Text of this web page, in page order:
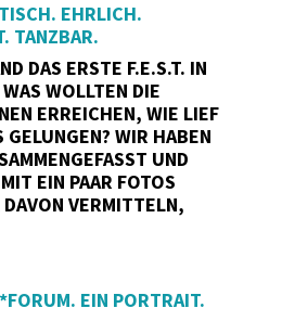
EHRLICH.
TANZBAR.
DAS ERSTE F.E.S.T. IN
WOLLTEN DIE
ERREICHEN, WIE LIEF
GELUNGEN? WIR HABEN
UND
EIN PAAR FOTOS
VERMITTELN,
EIN PORTRAIT.